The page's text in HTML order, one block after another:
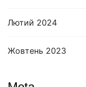
Лютий 2024
Жовтень 2023